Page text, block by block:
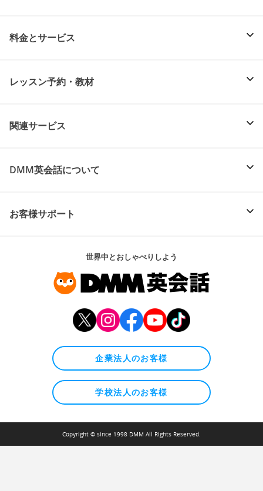
料金とサービス
レッスン予約・教材
関連サービス
DMM英会話について
お客様サポート
世界中とおしゃべりしよう
企業法人のお客様
学校法人のお客様
Copyright © since 1998 DMM All Rights Reserved.